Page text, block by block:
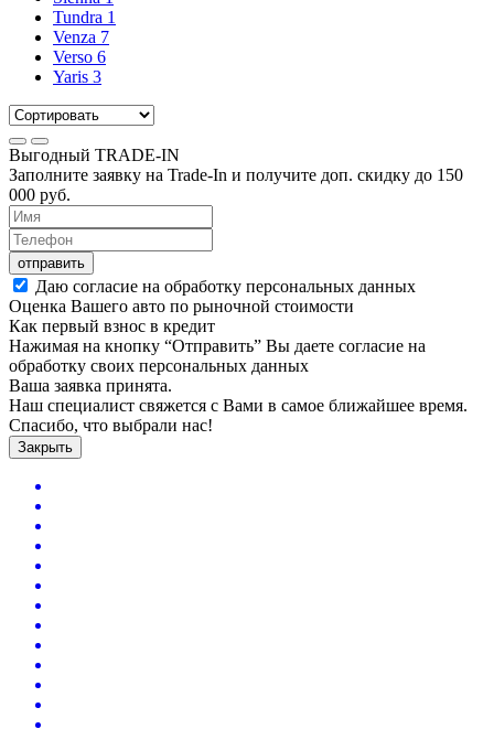
Tundra 1
Venza 7
Verso 6
Yaris 3
Выгодный TRADE-IN
Заполните заявку на Trade-In и получите доп. скидку до 150
000 руб.
отправить
Даю согласие на обработку персональных данных
Оценка Вашего авто по рыночной стоимости
Как первый взнос в кредит
Нажимая на кнопку “Отправить” Вы даете согласие на
обработку своих персональных данных
Ваша заявка принята.
Наш специалист свяжется с Вами в самое ближайшее время.
Спасибо, что выбрали нас!
Закрыть